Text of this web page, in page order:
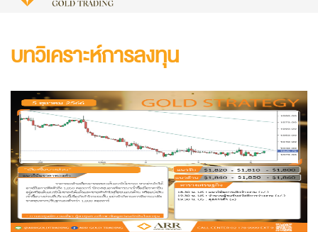
บทวิเคราะห์การลงทุน